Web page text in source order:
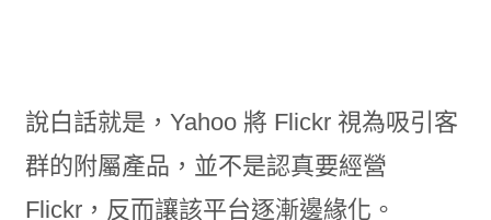
說白話就是，Yahoo 將 Flickr 視為吸引客
群的附屬產品，並不是認真要經營
Flickr，反而讓該平台逐漸邊緣化。